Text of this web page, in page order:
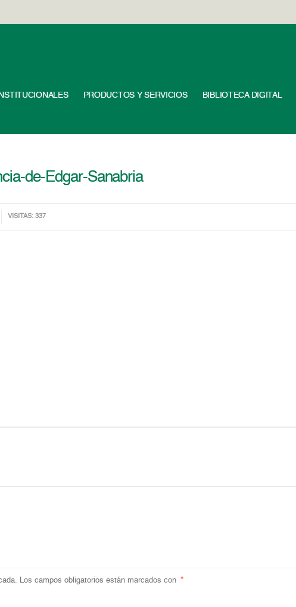
INSTITUCIONALES PRODUCTOS Y SERVICIOS BIBLIOTECA DIGITAL
de-Edgar-Sanabria
VISITAS: 337
Los campos obligatorios están marcados con *